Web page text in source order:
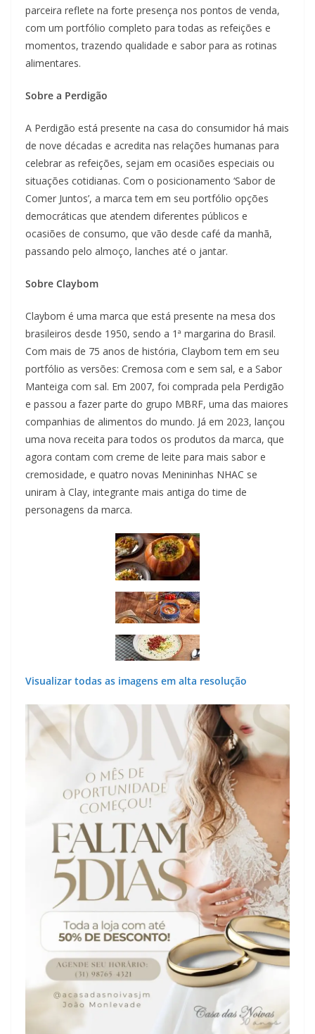
parceira reflete na forte presença nos pontos de venda,
com um portfólio completo para todas as refeições e
momentos, trazendo qualidade e sabor para as rotinas
alimentares.
Sobre a Perdigão
A Perdigão está presente na casa do consumidor há mais
de nove décadas e acredita nas relações humanas para
celebrar as refeições, sejam em ocasiões especiais ou
situações cotidianas. Com o posicionamento ‘Sabor de
Comer Juntos’, a marca tem em seu portfólio opções
democráticas que atendem diferentes públicos e
ocasiões de consumo, que vão desde café da manhã,
passando pelo almoço, lanches até o jantar.
Sobre Claybom
Claybom é uma marca que está presente na mesa dos
brasileiros desde 1950, sendo a 1ª margarina do Brasil.
Com mais de 75 anos de história, Claybom tem em seu
portfólio as versões: Cremosa com e sem sal, e a Sabor
Manteiga com sal. Em 2007, foi comprada pela Perdigão
e passou a fazer parte do grupo MBRF, uma das maiores
companhias de alimentos do mundo. Já em 2023, lançou
uma nova receita para todos os produtos da marca, que
agora contam com creme de leite para mais sabor e
cremosidade, e quatro novas Menininhas NHAC se
uniram à Clay, integrante mais antiga do time de
personagens da marca.
Visualizar todas as imagens em alta resolução